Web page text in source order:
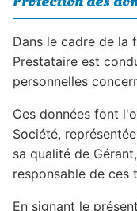
Dans le cadre de la
Prestataire est
personnelles
Ces données font
Société,
sa qualité de
responsable de ces
En signant le